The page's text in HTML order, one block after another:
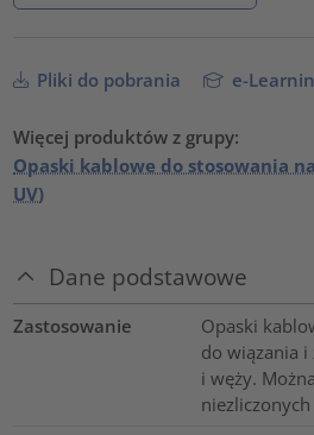
Pliki do pobrania e-
Więcej produktów z grupy:
Opaski kablowe do stosowania
UV)
Dane podstawowe
Zastosowanie
Opaski
do wiązania i
i węży.